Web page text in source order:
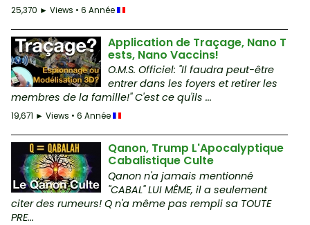
25,370 ► Views • 6 Année
Application de Traçage, Nano T
ests, Nano Vaccins!
O.M.S. Officiel: "Il faudra peut-être
entrer dans les foyers et retirer les
membres de la famille!" C'est ce qu'ils ...
19,671 ► Views • 6 Année
Qanon, Trump L'Apocalyptique
Cabalistique Culte
Qanon n'a jamais mentionné
"CABAL" LUI MÊME, il a seulement
citer des rumeurs! Q n'a même pas rempli sa TOUTE
PRE...